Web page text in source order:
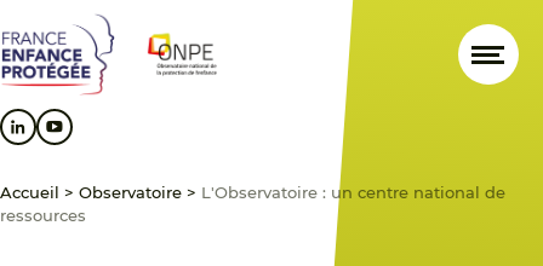
au
contenu
principal
au
menu
principal
au
pied
de
Accueil > Observatoire > L'Observatoire : un centre national de
ressources